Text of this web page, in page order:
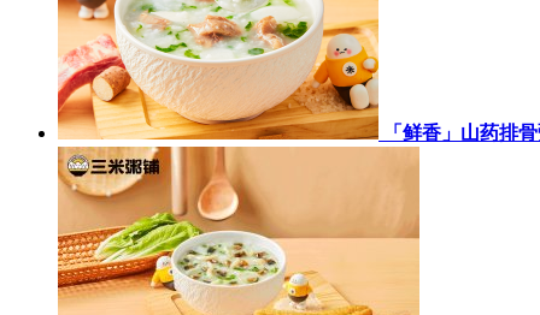
「鲜香」山药排